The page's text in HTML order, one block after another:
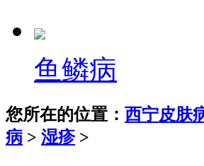
鱼鳞病
您所在的位置： 西宁皮肤
病 > 湿疹>